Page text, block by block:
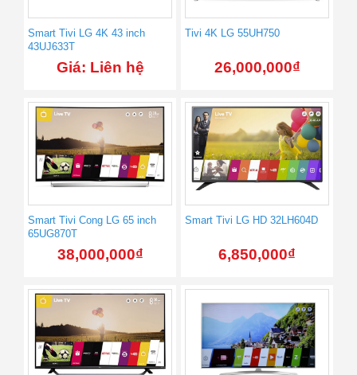
Smart Tivi LG 4K 43 inch
43UJ633T
Giá: Liên hệ
Tivi 4K LG 55UH750
26,000,000₫
Smart Tivi Cong LG 65 inch
65UG870T
38,000,000₫
Smart Tivi LG HD 32LH604D
6,850,000₫